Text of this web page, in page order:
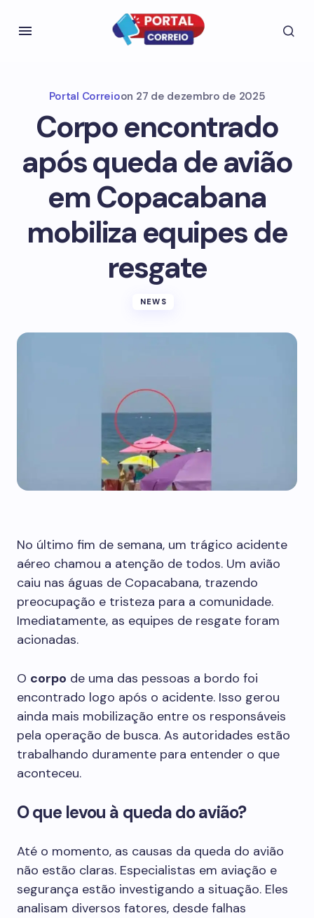
Portal Correioon 27 de dezembro de 2025
Corpo encontrado
após queda de avião
em Copacabana
mobiliza equipes de
resgate
NEWS
No último fim de semana, um trágico acidente
aéreo chamou a atenção de todos. Um avião
caiu nas águas de Copacabana, trazendo
preocupação e tristeza para a comunidade.
Imediatamente, as equipes de resgate foram
acionadas.
O corpo de uma das pessoas a bordo foi
encontrado logo após o acidente. Isso gerou
ainda mais mobilização entre os responsáveis
pela operação de busca. As autoridades estão
trabalhando duramente para entender o que
aconteceu.
O que levou à queda do avião?
Até o momento, as causas da queda do avião
não estão claras. Especialistas em aviação e
segurança estão investigando a situação. Eles
analisam diversos fatores, desde falhas